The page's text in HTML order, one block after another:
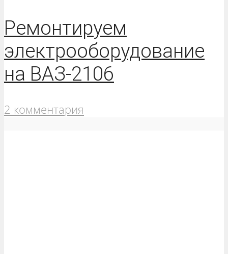
Ремонтируем
электрооборудование
на ВАЗ-2106
2 комментария